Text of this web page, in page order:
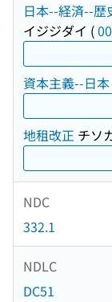
日本--経済--歴
イジジダイ (
資本主義--日本
地租改正 チソ
NDC
332.1
NDLC
DC51